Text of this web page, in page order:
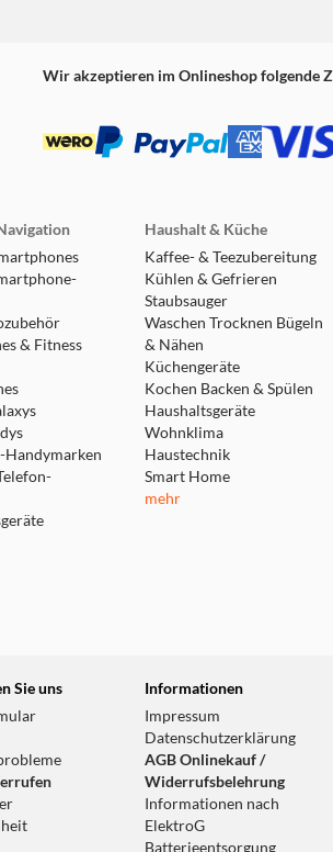
Wir akzeptieren im Onlineshop folgende
& Fitness
Handymarken
Haushalt & Küche
Kaffee- & Teezubereitung
Kühlen & Gefrieren
Staubsauger
Waschen Trocknen Bügeln
& Nähen
Küchengeräte
Kochen Backen & Spülen
Haushaltsgeräte
Wohnklima
Haustechnik
Smart Home
mehr
Sie uns
Informationen
Impressum
Datenschutzerklärung
AGB Onlinekauf /
Widerrufsbelehrung
Informationen nach
ElektroG
Batterieentsorgung